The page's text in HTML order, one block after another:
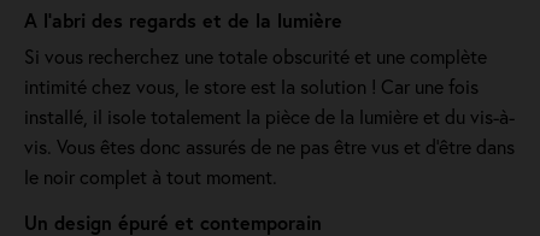
A l'abri des regards et de la lumière
Si vous recherchez une totale obscurité et une complète
intimité chez vous, le store est la solution ! Car une fois
installé, il isole totalement la pièce de la lumière et du vis-à-
vis. Vous êtes donc assurés de ne pas être vus et d’être dans
le noir complet à tout moment.
Un design épuré et contemporain